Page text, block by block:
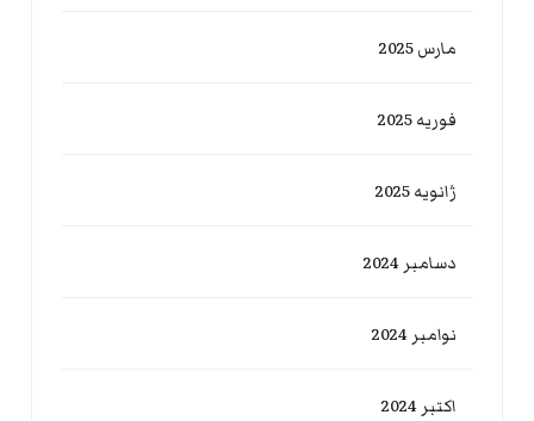
مارس 2025
فوریه 2025
ژانویه 2025
دسامبر 2024
نوامبر 2024
اکتبر 2024